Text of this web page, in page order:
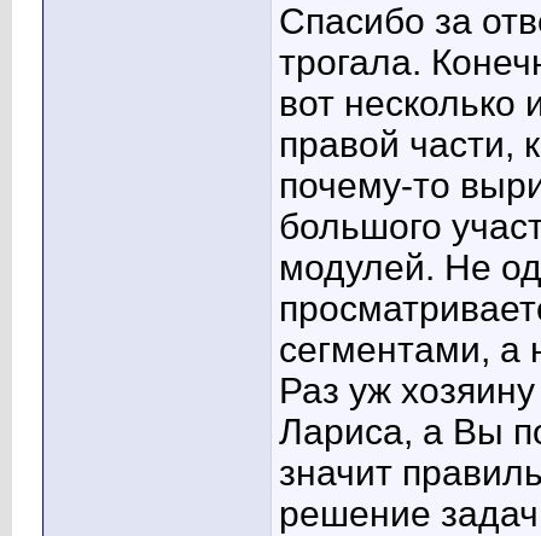
Спасибо за
трогала.
вот несколько
правой части,
почему-то
большого
модулей. Не
сегментами, а
Раз уж
Лариса, а Вы
значит
решение